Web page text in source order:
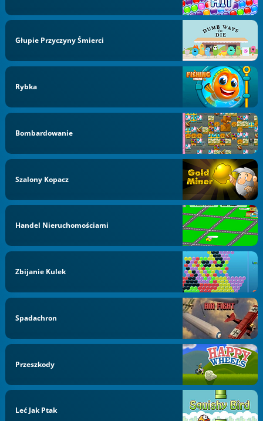
Głupie Przyczyny Śmierci
Rybka
Bombardowanie
Szalony Kopacz
Handel Nieruchomościami
Zbijanie Kulek
Spadachron
Przeszkody
Leć Jak Ptak